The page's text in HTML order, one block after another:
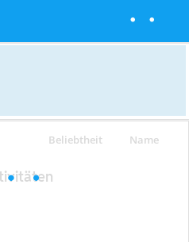
Beliebtheit Name